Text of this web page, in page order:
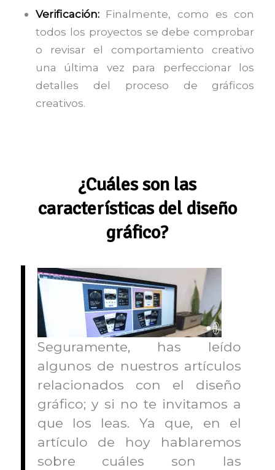
Verificación: Finalmente, como es con
todos los proyectos se debe comprobar
o revisar el comportamiento creativo
una última vez para perfeccionar los
detalles del proceso de gráficos
creativos.
¿Cuáles son las
características del diseño
gráfico?
Seguramente, has leído
algunos de nuestros artículos
relacionados con el diseño
gráfico; y si no te invitamos a
que los leas. Ya que, en el
artículo de hoy hablaremos
sobre cuáles son las